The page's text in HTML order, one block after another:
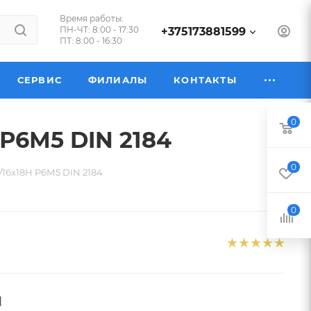
Время работы:
ПН-ЧТ: 8:00 - 17:30
ПТ: 8:00 - 16:30
+375173881599
СЕРВИС ФИЛИАЛЫ КОНТАКТЫ
DIN 2184
Р6М5 DIN 2184
0
0
0